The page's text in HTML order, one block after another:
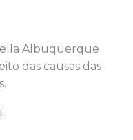
Albuquerque
das causas das